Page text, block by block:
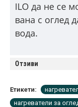
ILO да не се
вана с оглед
вода.
Отзиви
Етикети:
нагреватели за